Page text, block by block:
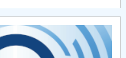
ALUMNI – UPB